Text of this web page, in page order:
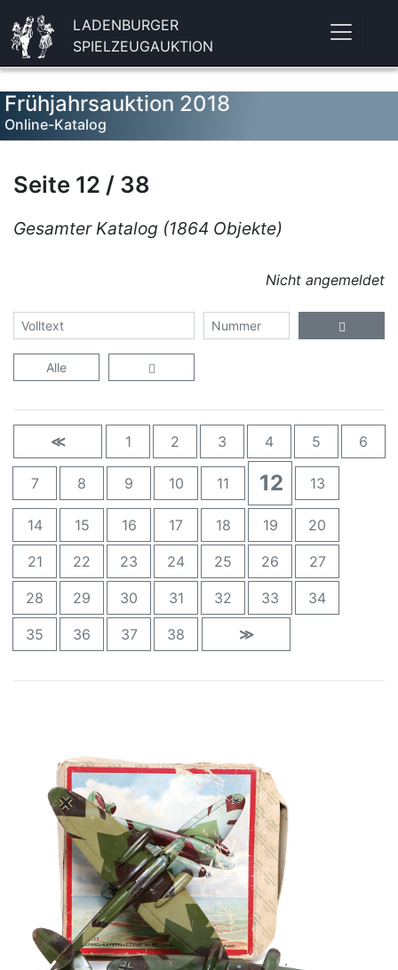
LADENBURGER
SPIELZEUGAUKTION
Frühjahrsauktion 2018
Online-Katalog
Seite 12 / 38
Gesamter Katalog (1864 Objekte)
Nicht angemeldet
Alle
≪ 1 2 3 4 5 6
7 8 9 10 11 12 13
14 15 16 17 18 19 20
21 22 23 24 25 26 27
28 29 30 31 32 33 34
35 36 37 38 ≫